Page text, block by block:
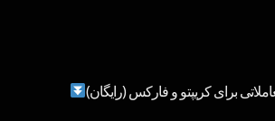
برای کریپتو و فارکس (رایگان)